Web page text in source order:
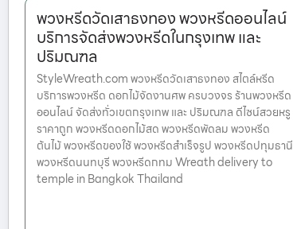
พวงหรีดวัดเสาธงทอง พวงหรีดออนไลน์
บริการจัดส่งพวงหรีดในกรุงเทพ และ
ปริมณฑล
StyleWreath.com พวงหรีดวัดเสาธงทอง สไตล์หรีด
บริการพวงหรีด ดอกไม้จัดงานศพ ครบวงจร ร้านพวงหรีด
ออนไลน์ จัดส่งทั่วเขตกรุงเทพ และ ปริมณฑล ดีไซน์สวยหรู
ราคาถูก พวงหรีดดอกไม้สด พวงหรีดพัดลม พวงหรีด
ต้นไม้ พวงหรีดของใช้ พวงหรีดสำเร็จรูป พวงหรีดปทุมธานี
พวงหรีดนนทบุรี พวงหรีดกทม Wreath delivery to
temple in Bangkok Thailand